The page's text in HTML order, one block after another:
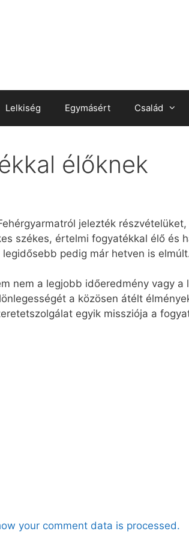
Lelkiség Egymásért Család
élőknek
jelezték
székes, értelmi fogyatékkal élő és
pedig már hetven is
nem a legjobb időeredmény vagy
a közösen átélt
egyik missziója a
your comment data is processed.